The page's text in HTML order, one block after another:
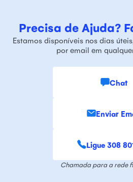
Precisa de Ajuda?
Estamos disponíveis nos dias
por email em
Chat
Enviar
Ligue 308
Chamada para a rede